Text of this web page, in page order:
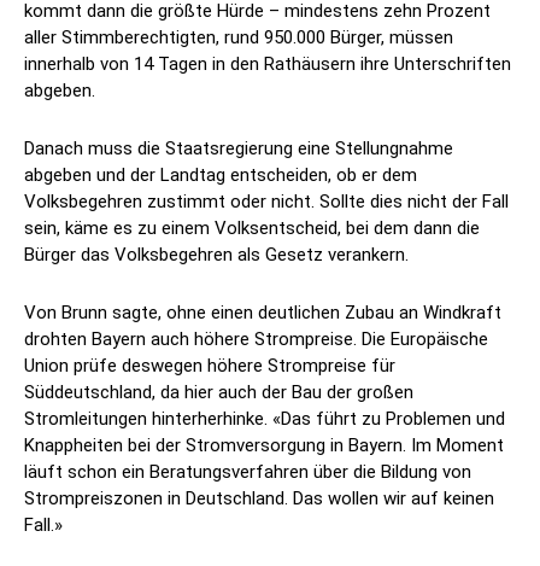
kommt dann die größte Hürde – mindestens zehn Prozent
aller Stimmberechtigten, rund 950.000 Bürger, müssen
innerhalb von 14 Tagen in den Rathäusern ihre Unterschriften
abgeben.
Danach muss die Staatsregierung eine Stellungnahme
abgeben und der Landtag entscheiden, ob er dem
Volksbegehren zustimmt oder nicht. Sollte dies nicht der Fall
sein, käme es zu einem Volksentscheid, bei dem dann die
Bürger das Volksbegehren als Gesetz verankern.
Von Brunn sagte, ohne einen deutlichen Zubau an Windkraft
drohten Bayern auch höhere Strompreise. Die Europäische
Union prüfe deswegen höhere Strompreise für
Süddeutschland, da hier auch der Bau der großen
Stromleitungen hinterherhinke. «Das führt zu Problemen und
Knappheiten bei der Stromversorgung in Bayern. Im Moment
läuft schon ein Beratungsverfahren über die Bildung von
Strompreiszonen in Deutschland. Das wollen wir auf keinen
Fall.»